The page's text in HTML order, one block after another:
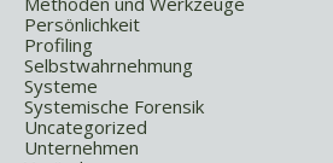
Persönlichkeit
Profiling
Selbstwahrnehmung
Systeme
Systemische Forensik
Uncategorized
Unternehmen